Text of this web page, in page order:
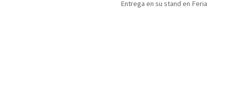
Entrega en su stand en Feria